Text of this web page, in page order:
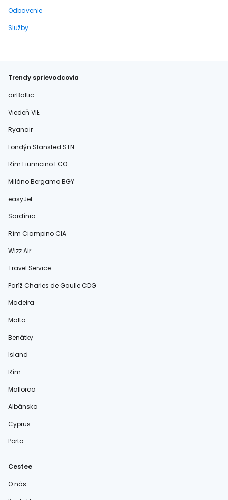
Odbavenie
Služby
Trendy sprievodcovia
airBaltic
Viedeň VIE
Ryanair
Londýn Stansted STN
Rím Fiumicino FCO
Miláno Bergamo BGY
easyJet
Sardínia
Rím Ciampino CIA
Wizz Air
Travel Service
Paríž Charles de Gaulle CDG
Madeira
Malta
Benátky
Island
Rím
Mallorca
Albánsko
Cyprus
Porto
Cestee
O nás